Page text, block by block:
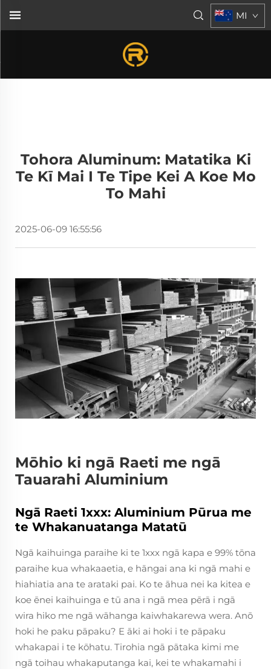
MI
Tohora Aluminum: Matatika Ki
Te Kī Mai I Te Tipe Kei A Koe Mo
To Mahi
2025-06-09 16:55:56
Mōhio ki ngā Raeti me ngā
Tauarahi Aluminium
Ngā Raeti 1xxx: Aluminium Pūrua me
te Whakanuatanga Matatū
Ngā kaihuinga paraihe ki te 1xxx ngā kapa e 99% tōna
paraihe kua whakaaetia, e hāngai ana ki ngā mahi e
hiahiatia ana te arataki pai. Ko te āhua nei ka kitea e
koe ēnei kaihuinga e tū ana i ngā mea pērā i ngā
wira hiko me ngā wāhanga kaiwhakarewa wera. Anō
hoki he paku pāpaku? E āki ai hoki i te pāpaku
whakapai i te kōhatu. Tirohia ngā pātaka kimi me
ngā toihau whakaputanga kai, kei te whakamahi i